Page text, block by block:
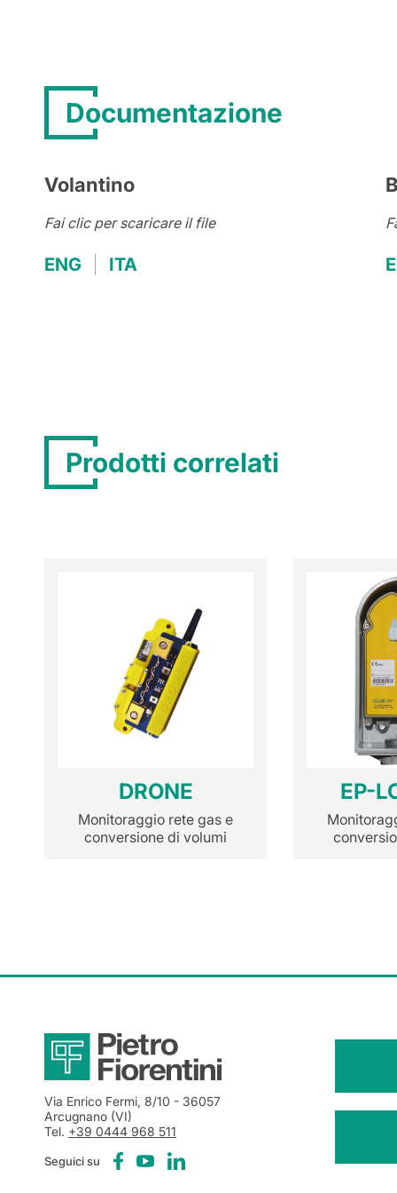
Documentazione
Volantino
Fai clic per scaricare il file
ENG ITA
Prodotti correlati
DRONE
Monitoraggio rete gas e
conversione di volumi
EP-
Via Enrico Fermi, 8/10 - 36057
Arcugnano (VI)
Tel. +39 0444 968 511
Seguici su